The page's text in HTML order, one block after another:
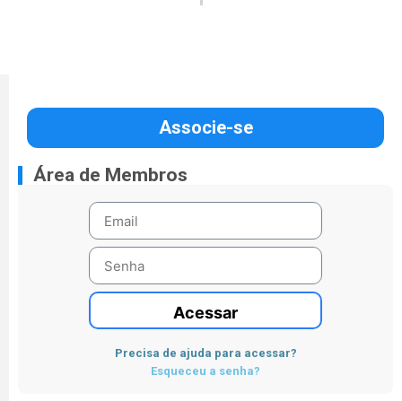
Associe-se
Área de Membros
Acessar
Precisa de ajuda para acessar?
Esqueceu a senha?